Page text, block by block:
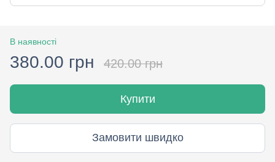
В наявності
380.00 грн 420.00 грн
Купити
Замовити швидко